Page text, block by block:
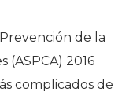
de la
(ASPCA) 2016
complicados de